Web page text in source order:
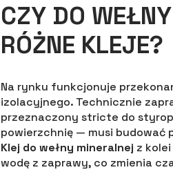
CZY DO
RÓŻNE KLEJE?
Na rynku funkcjonuje
izolacyjnego. Technicznie
przeznaczony stricte do
powierzchnię — musi budować
Klej do wełny mineralnej z
wodę z zaprawy, co zmienia